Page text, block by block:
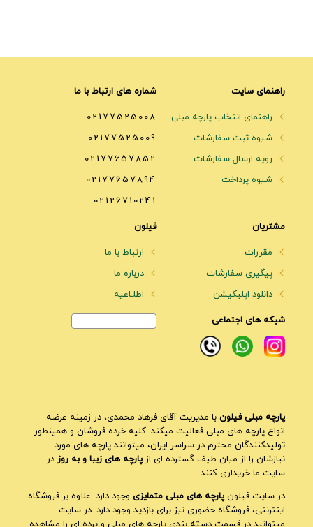
راهنمای سایت
راهنمای انتخاب پارچه مبلی
شیوه ثبت سفارشات
رویه ارسال سفارشات
شیوه پرداخت
شماره های ارتباط با ما
02177525008
02177525009
02177657852
02177657894
02126710241
مشتریان
مقررات
پیگیری سفارشات
دانلود اپلیکیشن
فیلون
ارتباط با ما
درباره ما
اطلـاعیه
شبکه های اجتماعی
پارچه مبلی فیلون با مدیریت آقای فرهاد محمدی، در زمینه عرضه
انواع پارچه های مبلی فعالیت میکند. کلیه خرده فروشان و همینطور
تولیدکنندگان محترم در سراسر ایران، میتوانند پارچه های مورد
نیازشان را از میان طیف گسترده ای ازپارچه های زیبا و به روز در
سایت ما خریداری کنند.
در سایت فیلونپارچه های مبلی متمایزی وجود دارد. علاوه بر فروشگاه
اینترنتی، فروشگاه حضوری نیز برای بازدید وجود دارد. در سایت
میتوانید در قسمت دسته بندی پارچه های مبلی و پرده ای را مشاهده